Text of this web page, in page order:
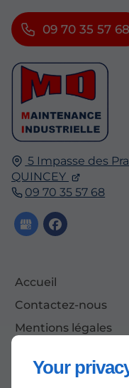
Your
5 Impasse des
QUINCEY
09 70 35 57 68
Accueil
Contactez-nous
Mentions légales
09 70 35 57 68